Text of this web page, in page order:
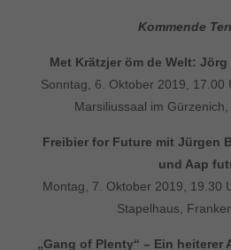
Kommende
Met Krätzjer öm de Welt: Jörg
Sonntag, 6. Oktober 2019, 17.00
Marsiliussaal im
Freibier for Future mit Jürgen
und Aap
Montag, 7. Oktober 2019, 19.30
Stapelhaus,
„Gang of Plenty“ – Ein heiterer